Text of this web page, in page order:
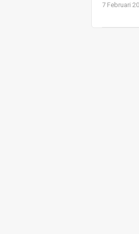
7 Februari